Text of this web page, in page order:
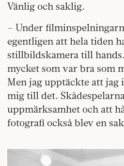
Vänlig och saklig.
– Under
egentligen att hela tiden
stillbildskamera till
mycket som var bra som
Men jag upptäckte att jag
mig till det.
uppmärksamhet och att
fotografi också blev en